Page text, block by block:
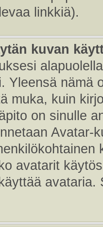
linkkiä).
kuvan
Yleensä nämä
muka, kuin
on sinulle
Avatar-
avatarit